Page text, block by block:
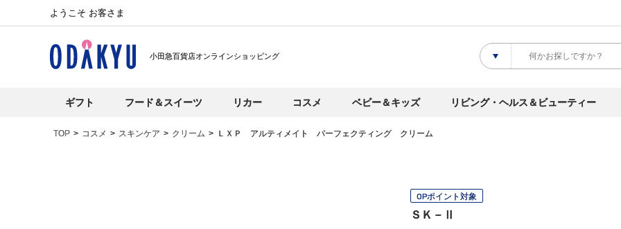
ようこそ お客さま
小田急百貨店オンラインショッピング
ギフト フード＆スイーツ リカー コスメ ベビー＆キッズ リビング・ヘルス＆ビューティー
TOP コスメ スキンケア クリーム ＬＸＰ アルティメイト パーフェクティング クリーム
OPポイント対象
ＳＫ－Ⅱ